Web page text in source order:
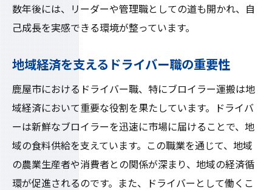
鹿屋市での地域貢献に直結する仕事
未経験者歓迎鹿屋市でドライバーとして高収入
を得る方法
初めての方へのサポート体制
高収入を実現するためのコツ
未経験者が知っておくべき基本情報
鹿屋市でドライバー職を選ぶメリット
実際の経験談から学ぶ成功法則
キャリアアップを目指すための戦略
数年後には、リーダーや管理職としての道も開かれ、自
己成長を実感できる環境が整っています。
地域経済を支えるドライバー職の重要性
鹿屋市におけるドライバー職、特にブロイラー運搬は地
域経済において重要な役割を果たしています。ドライバ
ーは新鮮なブロイラーを迅速に市場に届けることで、地
域の食料供給を支えています。この職業を通じて、地域
の農業生産者や消費者との関係が深まり、地域の経済循
環が促進されるのです。また、ドライバーとして働くこ